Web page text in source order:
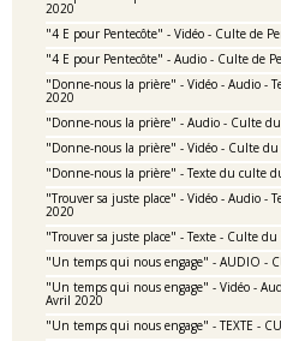
2020
"4 E pour Pentecôte" - Vidéo - Culte de
"4 E pour Pentecôte" - Audio - Culte de
"Donne-nous la prière" - Vidéo - Audio -
2020
"Donne-nous la prière" - Audio - Culte
"Donne-nous la prière" - Vidéo - Culte
"Donne-nous la prière" - Texte du culte
"Trouver sa juste place" - Vidéo - Audio -
2020
"Trouver sa juste place" - Texte - Culte
"Un temps qui nous engage" - AUDIO -
"Un temps qui nous engage" - Vidéo -
Avril 2020
"Un temps qui nous engage" - TEXTE -